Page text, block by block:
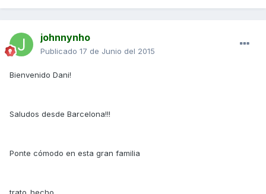
johnnynho
Publicado 17 de Junio del 2015
Bienvenido Dani!
Saludos desde Barcelona!!!
Ponte cómodo en esta gran familia